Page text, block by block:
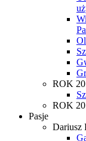
ROK
ROK
Pasje
Dariusz